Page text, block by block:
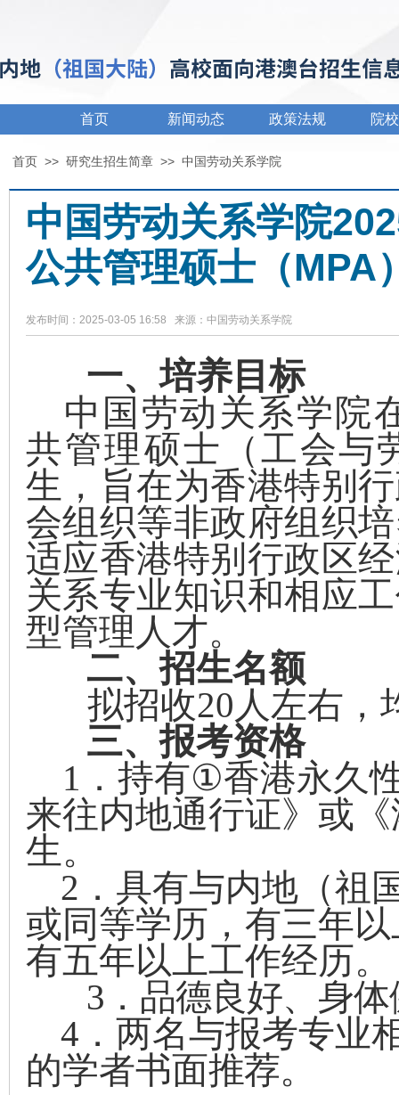
首页 新闻动态 政策法规 院
首页 >> 研究生招生简章 >> 中国劳动关系学院
中国劳动关系学院
公共管理硕士（MPA
发布时间：2025-03-05 16:58 来源：中国劳动关系学院
一、培养目标
中国劳动关系学院
共管理硕士 （工会与
生，旨在为香港特别
会组织等非政府组织
适应香港特别行政区
关系专业知识和相应
型管理人才。
二、招生名额
拟招收20人左右 ，
三、报考资格
1 ．持有①香港永久
来往内地通行证》或
生。
2 ．具有与内地（祖
或同等学历， 有三年
有五年以上工作经历。
3 ．品德良好、身
4 ．两名与报考专业
的学者书面推荐。